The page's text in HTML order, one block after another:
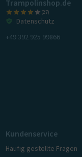
Trampolinshop.de
(27)
Datenschutz
+49 392 925 99866
Kundenservice
Häufig gestellte Fragen